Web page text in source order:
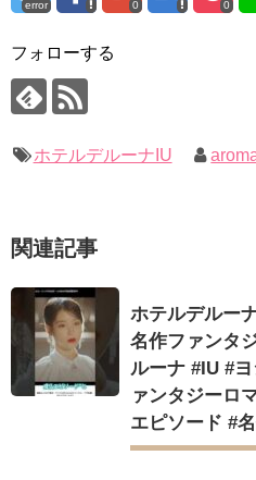
(ENG SUB) Behind The
ョンら同僚芸能人から慰めの言葉
Powered by livedoor 相互RSS
「まず熱く掃除せよ」女優
【裏芸能】キムユジョンの
いでしょ？” Big News TV
幻の王女チャミョンゴ エ
か」出演で話題 Big News TV
Powered by livedoor 相互RSS
error 0 0
フォローする
ホテルデルーナIU
関連記事
ホテルデルー
名作ファンタ
ルーナ #IU #
ァンタジーロ
エピソード #